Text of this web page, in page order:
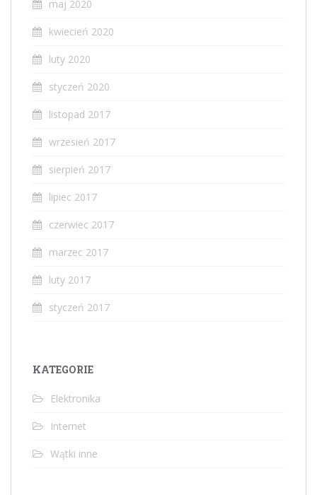
maj 2020
kwiecień 2020
luty 2020
styczeń 2020
listopad 2017
wrzesień 2017
sierpień 2017
lipiec 2017
czerwiec 2017
marzec 2017
luty 2017
styczeń 2017
KATEGORIE
Elektronika
Internet
Wątki inne